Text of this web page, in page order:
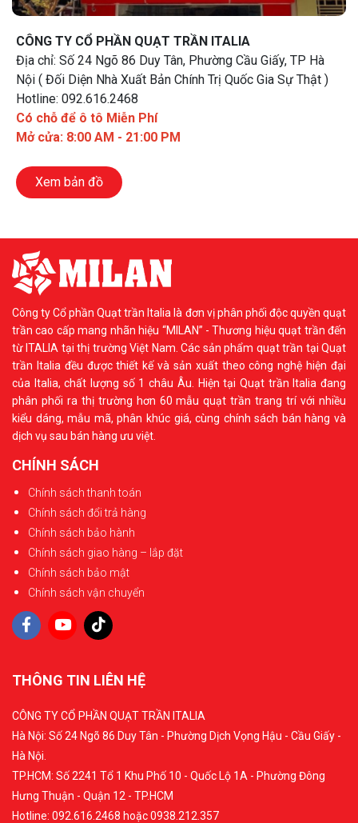
CÔNG TY CỔ PHẦN QUẠT TRẦN ITALIA
Địa chỉ: Số 24 Ngõ 86 Duy Tân, Phường Cầu Giấy, TP Hà
Nội ( Đối Diện Nhà Xuất Bản Chính Trị Quốc Gia Sự Thật )
Hotline: 092.616.2468
Có chỗ để ô tô Miễn Phí
Mở cửa: 8:00 AM - 21:00 PM
Xem bản đồ
Công ty Cổ phần Quạt trần Italia là đơn vị phân phối độc quyền quạt
trần cao cấp mang nhãn hiệu “MILAN” - Thương hiệu quạt trần đến
từ ITALIA tại thị trường Việt Nam. Các sản phẩm quạt trần tại Quạt
trần Italia đều được thiết kế và sản xuất theo công nghệ hiện đại
của Italia, chất lượng số 1 châu Âu. Hiện tại Quạt trần Italia đang
phân phối ra thị trường hơn 60 mẫu quạt trần trang trí với nhiều
kiểu dáng, mẫu mã, phân khúc giá, cùng chính sách bán hàng và
dịch vụ sau bán hàng ưu việt.
CHÍNH SÁCH
Chính sách thanh toán
Chính sách đổi trả hàng
Chính sách bảo hành
Chính sách giao hàng – lắp đặt
Chính sách bảo mật
Chính sách vận chuyển
THÔNG TIN LIÊN HỆ
CÔNG TY CỔ PHẦN QUẠT TRẦN ITALIA
Hà Nội: Số 24 Ngõ 86 Duy Tân - Phường Dịch Vọng Hậu - Cầu Giấy -
Hà Nội.
TP.HCM: Số 2241 Tổ 1 Khu Phố 10 - Quốc Lộ 1A - Phường Đông
Hưng Thuận - Quận 12 - TP.HCM
Hotline: 092.616.2468 hoặc 0938.212.357